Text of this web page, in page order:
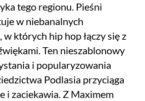
tego regionu. Pieśni
w niebanalnych
których hip hop łączy się z
Ten nieszablonowy
i popularyzowania
Podlasia przyciąga
i zaciekawia. Z Maximem